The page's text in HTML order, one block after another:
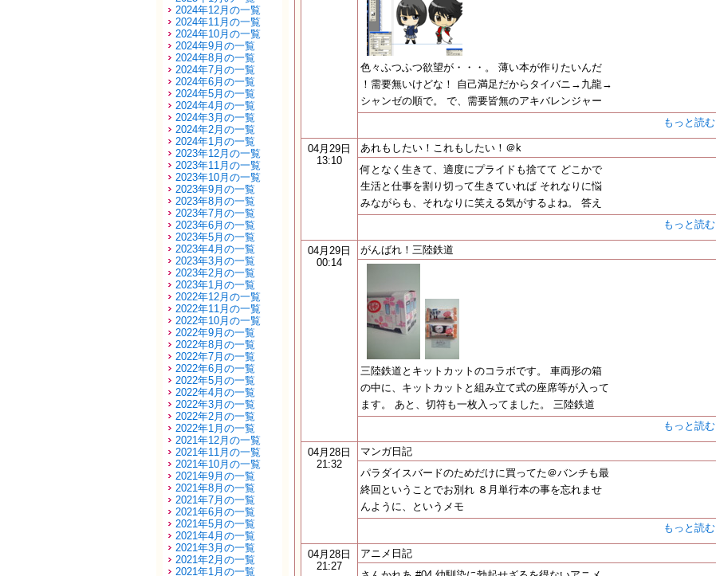
2024年12月の一覧
2024年11月の一覧
2024年10月の一覧
2024年9月の一覧
2024年8月の一覧
2024年7月の一覧
2024年6月の一覧
2024年5月の一覧
2024年4月の一覧
2024年3月の一覧
2024年2月の一覧
2024年1月の一覧
2023年12月の一覧
2023年11月の一覧
2023年10月の一覧
2023年9月の一覧
2023年8月の一覧
2023年7月の一覧
2023年6月の一覧
2023年5月の一覧
2023年4月の一覧
2023年3月の一覧
2023年2月の一覧
2023年1月の一覧
2022年12月の一覧
2022年11月の一覧
2022年10月の一覧
2022年9月の一覧
2022年8月の一覧
2022年7月の一覧
2022年6月の一覧
2022年5月の一覧
2022年4月の一覧
2022年3月の一覧
2022年2月の一覧
2022年1月の一覧
2021年12月の一覧
2021年11月の一覧
2021年10月の一覧
2021年9月の一覧
2021年8月の一覧
2021年7月の一覧
2021年6月の一覧
2021年5月の一覧
2021年4月の一覧
2021年3月の一覧
2021年2月の一覧
2021年1月の一覧
色々ふつふつ欲望が・・・。 薄い本が作りたいんだ
！需要無いけどな！ 自己満足だからタイバニ→九龍→
シャンゼの順で。 で、需要皆無のアキバレンジャー
もっと読む
04月29日
13:10
あれもしたい！これもしたい！＠k
何となく生きて、適度にプライドも捨てて どこかで
生活と仕事を割り切って生きていれば それなりに悩
みながらも、それなりに笑える気がするよね。 答え
もっと読む
04月29日
00:14
がんばれ！三陸鉄道
三陸鉄道とキットカットのコラボです。 車両形の箱
の中に、キットカットと組み立て式の座席等が入って
ます。 あと、切符も一枚入ってました。 三陸鉄道
もっと読む
04月28日
21:32
マンガ日記
パラダイスバードのためだけに買ってた＠バンチも最
終回ということでお別れ ８月単行本の事を忘れませ
んように、というメモ
もっと読む
04月28日
21:27
アニメ日記